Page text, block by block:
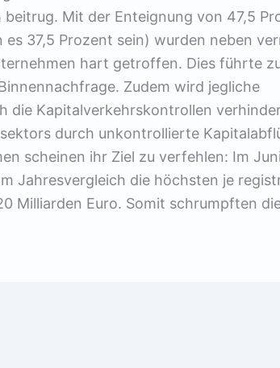
beitrug. Mit der Enteignung von 47,5
37,5 Prozent sein) wurden neben
hart getroffen. Dies führte
Zudem wird jegliche
die Kapitalverkehrskontrollen
durch unkontrollierte
scheinen ihr Ziel zu verfehlen: Im
Jahresvergleich die höchsten je
Milliarden Euro. Somit schrumpften